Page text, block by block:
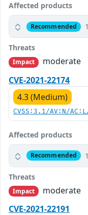
Affected products
Recommended
Threats
Impact
moderate
CVE-2021-22174
4.3 (Medium)
CVSS:3.1/AV:N/
Affected products
Recommended
Threats
Impact
moderate
CVE-2021-22191